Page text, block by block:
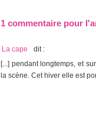
1 commentaire pour
La cape dit :
[...] pendant longtemps, et
la scène. Cet hiver elle est